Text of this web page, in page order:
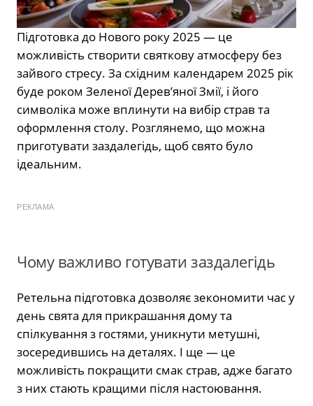
Підготовка до Нового року 2025 — це
можливість створити святкову атмосферу без
зайвого стресу. За східним календарем 2025 рік
буде роком Зеленої Дерев’яної Змії, і його
символіка може вплинути на вибір страв та
оформлення столу. Розглянемо, що можна
приготувати заздалегідь, щоб свято було
ідеальним.
РЕКЛАМА
Чому важливо готувати заздалегідь
Ретельна підготовка дозволяє зекономити час у
день свята для прикрашання дому та
спілкування з гостями, уникнути метушні,
зосередившись на деталях. І ще — це
можливість покращити смак страв, адже багато
з них стають кращими після настоювання.